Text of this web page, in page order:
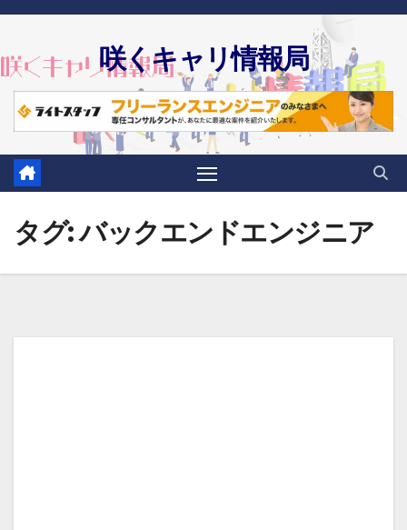
Skip
content
咲くキャリ情報局
タグ:バックエンドエンジニア